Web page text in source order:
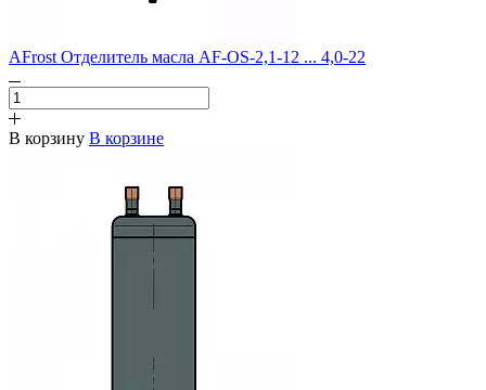
AFrost Отделитель масла AF-OS-2,1-12 ... 4,0-22
В корзину В корзине